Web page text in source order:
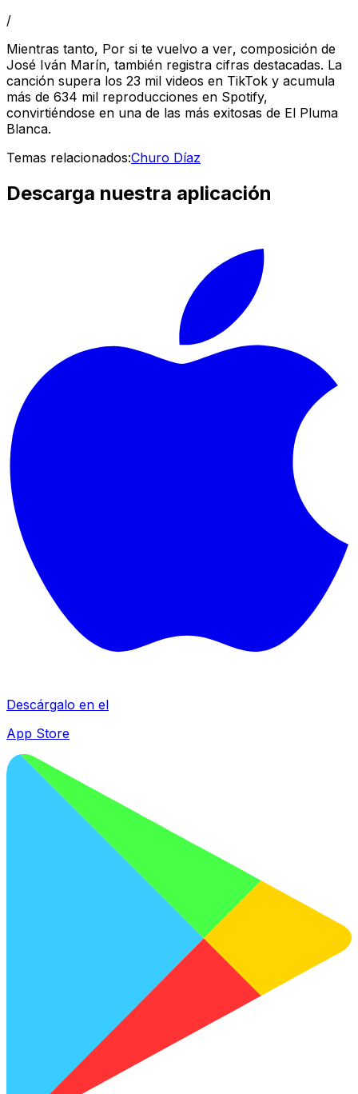
/
Mientras tanto, Por si te vuelvo a ver, composición de
José Iván Marín, también registra cifras destacadas. La
canción supera los 23 mil videos en TikTok y acumula
más de 634 mil reproducciones en Spotify,
convirtiéndose en una de las más exitosas de El Pluma
Blanca.
Temas relacionados:Churo Díaz
Descarga nuestra aplicación
Descárgalo en el
App Store